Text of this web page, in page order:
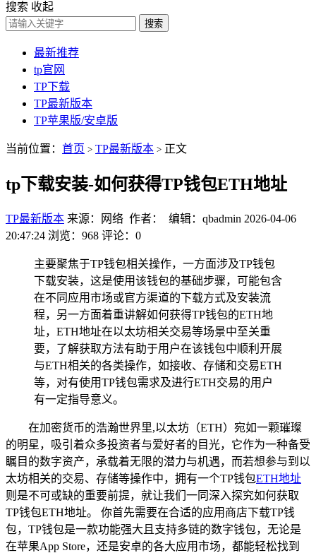
搜索 收起
搜索
最新推荐
tp官网
TP下载
TP最新版本
TP苹果版/安卓版
当前位置： 首页 > TP最新版本 > 正文
tp下载安装-如何获得TP钱包ETH地址
TP最新版本 来源：网络 作者： 编辑：qbadmin 2026-04-06
20:47:24 浏览：968 评论：0
主要聚焦于TP钱包相关操作，一方面涉及TP钱包
下载安装，这是使用该钱包的基础步骤，可能包含
在不同应用市场或官方渠道的下载方式及安装流
程，另一方面着重讲解如何获得TP钱包的ETH地
址，ETH地址在以太坊相关交易等场景中至关重
要，了解获取方法有助于用户在该钱包中顺利开展
与ETH相关的各类操作，如接收、存储和交易ETH
等，对有使用TP钱包需求及进行ETH交易的用户
有一定指导意义。
在加密货币的浩瀚世界里,以太坊（ETH）宛如一颗璀璨
的明星，吸引着众多投资者与爱好者的目光，它作为一种备受
瞩目的数字资产，承载着无限的潜力与机遇，而若想参与到以
太坊相关的交易、存储等操作中，拥有一个TP钱包ETH地址
则是不可或缺的重要前提，就让我们一同深入探究如何获取
TP钱包ETH地址。 你首先需要在合适的应用商店下载TP钱
包，TP钱包是一款功能强大且支持多链的数字钱包，无论是
在苹果App Store，还是安卓的各大应用市场，都能轻松找到